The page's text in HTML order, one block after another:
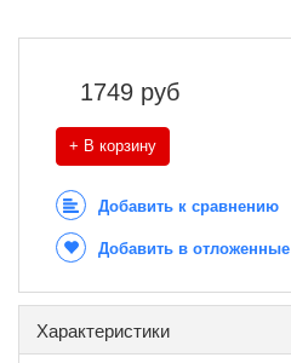
1749 руб
+ В корзину
Добавить к сравнению
Добавить в отложенные
Характеристики